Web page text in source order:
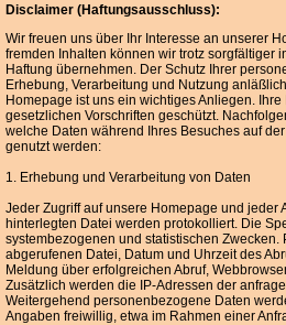
Disclaimer (Haftungsausschluss):
Wir freuen uns über Ihr Interesse an unserer
fremden Inhalten können wir trotz sorgfältiger
Haftung übernehmen. Der Schutz Ihrer
Erhebung, Verarbeitung und Nutzung
Homepage ist uns ein wichtiges Anliegen.
gesetzlichen Vorschriften geschützt.
welche Daten während Ihres Besuches auf
genutzt werden:
1. Erhebung und Verarbeitung von Daten
Jeder Zugriff auf unsere Homepage und jeder
hinterlegten Datei werden protokolliert. Die
systembezogenen und statistischen
abgerufenen Datei, Datum und Uhrzeit des
Meldung über erfolgreichen Abruf,
Zusätzlich werden die IP-Adressen der
Weitergehend personenbezogene Daten
Angaben freiwillig, etwa im Rahmen einer